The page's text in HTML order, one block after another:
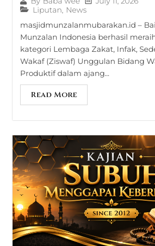
Liputan News
masjidmunzalanmubarakan.id –
Munzalan Indonesia berhasil
kategori Lembaga Zakat, Infak,
Wakaf (Ziswaf) Unggulan Bidang
Produktif dalam ajang...
Read More